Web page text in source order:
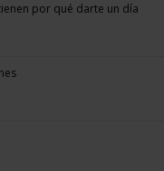
por qué darte un día